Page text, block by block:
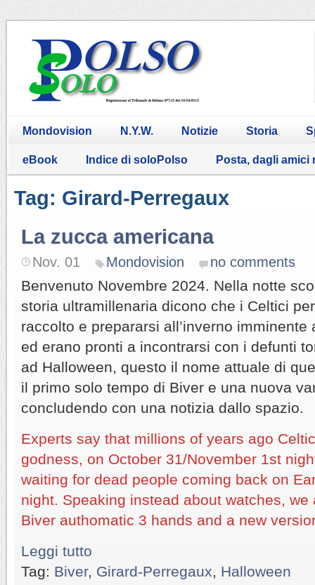
Mondovision N.Y.W. Notizie Storia
eBook Indice di soloPolso Posta, dagli amici
Tag: Girard-Perregaux
La zucca americana
Nov. 01 Mondovision no comments
Benvenuto Novembre 2024. Nella notte
storia ultramillenaria dicono che i Celtici
raccolto e prepararsi all’inverno
ed erano pronti a incontrarsi con i defunti
ad Halloween, questo il nome attuale di
il primo solo tempo di Biver e una nuova
concludendo con una notizia dallo spazio.
Experts say that millions of years ago
godness, on October 31/November 1st
waiting for dead people coming back on
night. Speaking instead about watches,
Biver authomatic 3 hands and a new
Leggi tutto
Tag: Biver, Girard-Perregaux Halloween